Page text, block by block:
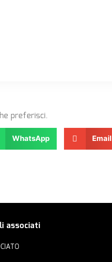
preferisci.
WhatsApp Email
associati